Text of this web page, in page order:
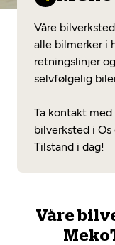
Se
Fritt verkstedvalg
Lønnsomt valg
Mobilitetsgaranti
Våre
alle bilmerker i
retningslinjer
selvfølgelig
Ta kontakt
bilverksted i
Tilstand i dag!
Våre